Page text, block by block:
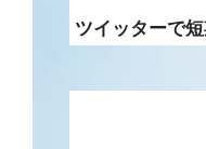
ツイッターで